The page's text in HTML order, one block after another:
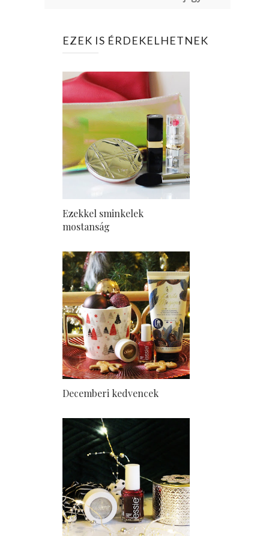
EZEK IS ÉRDEKELHETNEK
Ezekkel sminkelek
mostanság
Decemberi kedvencek